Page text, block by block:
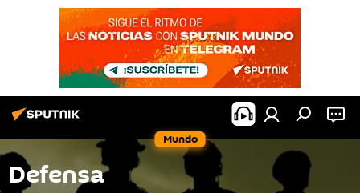
Mundo
Defensa